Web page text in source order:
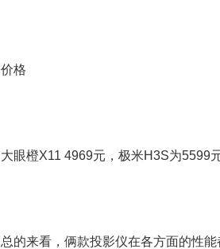
价格
大眼橙X11 4969元，极米H3S为5599
总的来看，俩款投影仪在各方面的性